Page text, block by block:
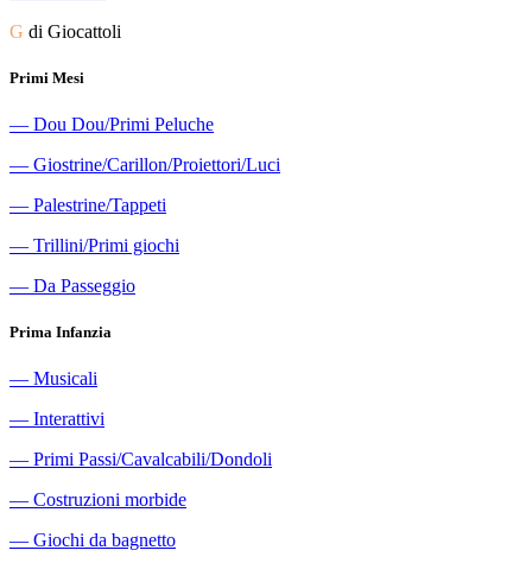
G di Giocattoli
Primi Mesi
― Dou Dou/Primi Peluche
― Giostrine/Carillon/Proiettori/Luci
― Palestrine/Tappeti
― Trillini/Primi giochi
― Da Passeggio
Prima Infanzia
― Musicali
― Interattivi
― Primi Passi/Cavalcabili/Dondoli
― Costruzioni morbide
― Giochi da bagnetto